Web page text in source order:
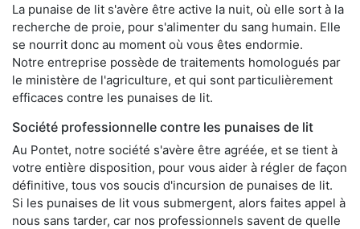
La punaise de lit s'avère être active la nuit, où elle sort à la
recherche de proie, pour s'alimenter du sang humain. Elle
se nourrit donc au moment où vous êtes endormie.
Notre entreprise possède de traitements homologués par
le ministère de l'agriculture, et qui sont particulièrement
efficaces contre les punaises de lit.
Société professionnelle contre les punaises de lit
Au Pontet, notre société s'avère être agréée, et se tient à
votre entière disposition, pour vous aider à régler de façon
définitive, tous vos soucis d'incursion de punaises de lit.
Si les punaises de lit vous submergent, alors faites appel à
nous sans tarder, car nos professionnels savent de quelle